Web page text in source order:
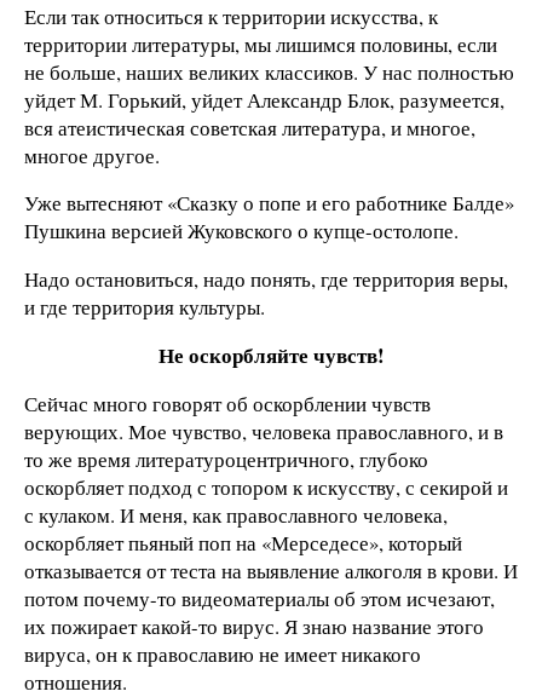
Если так относиться к территории искусства, к
территории литературы, мы лишимся половины, если
не больше, наших великих классиков. У нас полностью
уйдет М. Горький, уйдет Александр Блок, разумеется,
вся атеистическая советская литература, и многое,
многое другое.
Уже вытесняют «Сказку о попе и его работнике Балде»
Пушкина версией Жуковского о купце-остолопе.
Надо остановиться, надо понять, где территория веры,
и где территория культуры.
Не оскорбляйте чувств!
Сейчас много говорят об оскорблении чувств
верующих. Мое чувство, человека православного, и в
то же время литературоцентричного, глубоко
оскорбляет подход с топором к искусству, с секирой и
с кулаком. И меня, как православного человека,
оскорбляет пьяный поп на «Мерседесе», который
отказывается от теста на выявление алкоголя в крови. И
потом почему-то видеоматериалы об этом исчезают,
их пожирает какой-то вирус. Я знаю название этого
вируса, он к православию не имеет никакого
отношения.